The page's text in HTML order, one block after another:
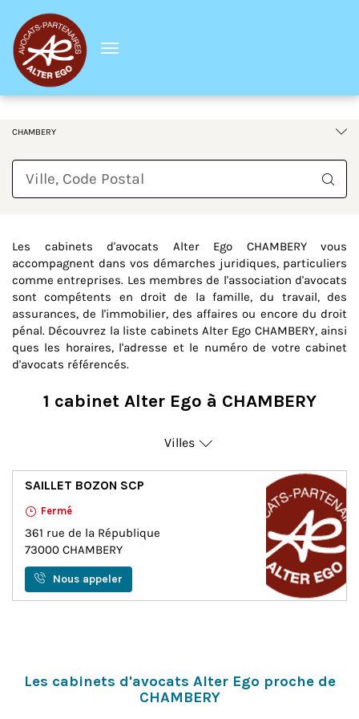
Menu
France
Auvergne-Rhône-Alpes
CHAMBERY
Requête
Les cabinets d'avocats Alter Ego CHAMBERY vous
accompagnent dans vos démarches juridiques, particuliers
comme entreprises. Les membres de l'association d'avocats
sont compétents en droit de la famille, du travail, des
assurances, de l'immobilier, des affaires ou encore du droit
pénal. Découvrez la liste cabinets Alter Ego CHAMBERY, ainsi
ques les horaires, l'adresse et le numéro de votre cabinet
d'avocats référencés.
1 cabinet Alter Ego à CHAMBERY
Villes
Chambery
SAILLET BOZON SCP
Fermé
361 rue de la République
73000 CHAMBERY
Nous appeler
Les cabinets d'avocats Alter Ego proche de
CHAMBERY